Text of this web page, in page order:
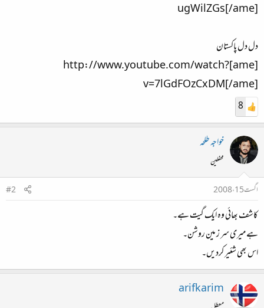
ugWilZGs[/ame]
دل دل پاکستان
[ame]http://www.youtube.com/watch?
v=7lGdFOzCxDM[/ame]
8
خواجہ طلحہ
محفلین
اگست 15، 2008
#2
کاشف بھائی وہ ایک گیت ہے۔
ہے میری سر ز مین روشن۔
اس بھی شئیر کردیں۔
arifkarim